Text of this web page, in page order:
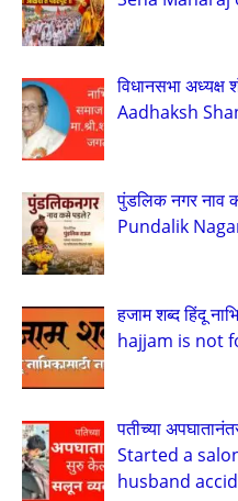
विधानसभा
Aadhaksh
पुंडलिक नगर
Pundalik
हजाम शब्द हिंदू
hajjam is not
पतीच्या
Started a
husband